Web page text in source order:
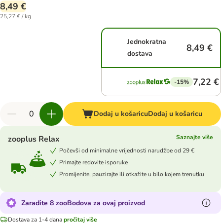
8,49 €
25,27 € / kg
Jednokratna
dostava
8,49 €
-15% 7,22 €
Dodaj u košaricuDodaj u košaricu
zooplus Relax
Saznajte više
Počevši od minimalne vrijednosti narudžbe od 29 €
Primajte redovite isporuke
Promijenite, pauzirajte ili otkažite u bilo kojem trenutku
Zaradite 8 zooBodova za ovaj proizvod
Dostava za 1-4 danapročitaj više